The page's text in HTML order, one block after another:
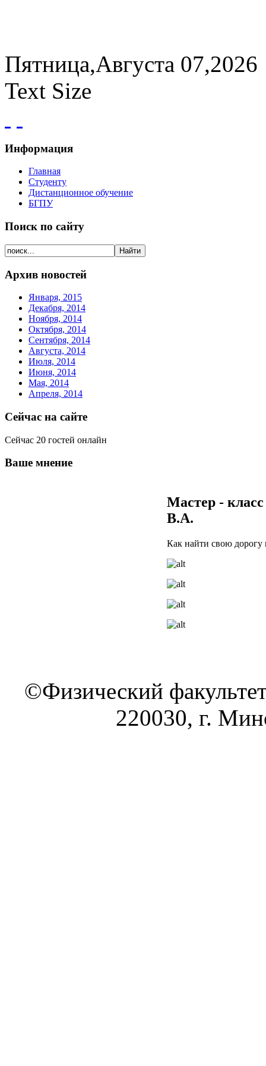
Пятница,Августа 07,2026
Text Size
Информация
Главная
Студенту
Дистанционное обучение
БГПУ
Поиск по сайту
Архив новостей
Января, 2015
Декабря, 2014
Ноября, 2014
Октября, 2014
Сентября, 2014
Августа, 2014
Июля, 2014
Июня, 2014
Мая, 2014
Апреля, 2014
Сейчас на сайте
Сейчас 20 гостей онлайн
Ваше мнение
Мастер -
В.А.
Как найти свою
©Физический
220030, г.